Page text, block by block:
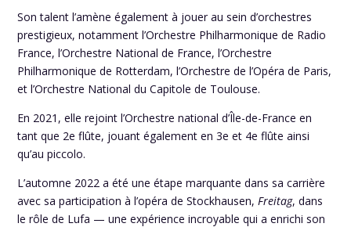
Son talent l’amène également à jouer au sein d’orchestres
prestigieux, notamment l’Orchestre Philharmonique de Radio
France, l’Orchestre National de France, l’Orchestre
Philharmonique de Rotterdam, l’Orchestre de l’Opéra de Paris,
et l’Orchestre National du Capitole de Toulouse.
En 2021, elle rejoint l’Orchestre national d’Île-de-France en
tant que 2e flûte, jouant également en 3e et 4e flûte ainsi
qu’au piccolo.
L’automne 2022 a été une étape marquante dans sa carrière
avec sa participation à l’opéra de Stockhausen, Freitag, dans
le rôle de Lufa — une expérience incroyable qui a enrichi son